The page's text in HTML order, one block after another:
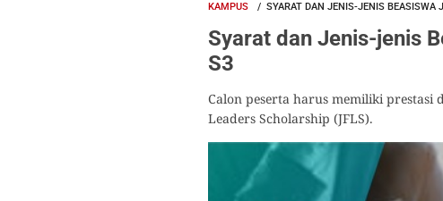
KAMPUS SYARAT DAN JENIS-JENIS BEASISWA
Syarat dan Jenis-jenis
S3
Calon peserta harus memiliki
Leaders Scholarship (JFLS).